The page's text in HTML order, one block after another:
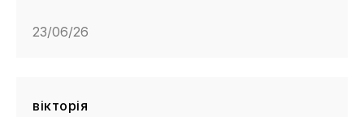
23/06/26
вікторія